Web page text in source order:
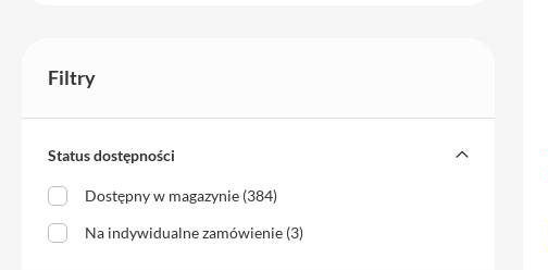
Mac
Kable
i
Filtry
Status dostępności
Dostępny w magazynie (384)
Na indywidualne zamówienie (3)